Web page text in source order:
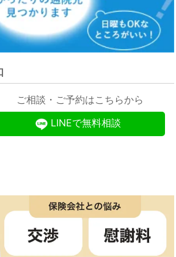
ご相談・ご予約はこちらから
LINEで無料相談